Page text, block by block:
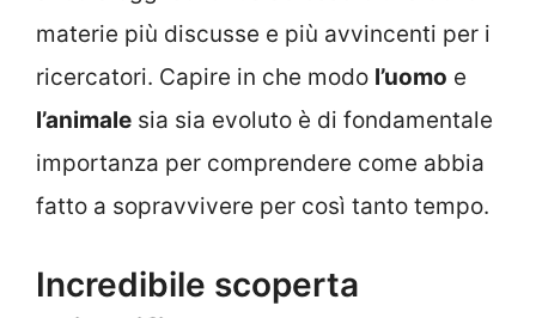
materie più discusse e più avvincenti per i
ricercatori. Capire in che modo l’uomo e
l’animale sia sia evoluto è di fondamentale
importanza per comprendere come abbia
fatto a sopravvivere per così tanto tempo.
Incredibile scoperta